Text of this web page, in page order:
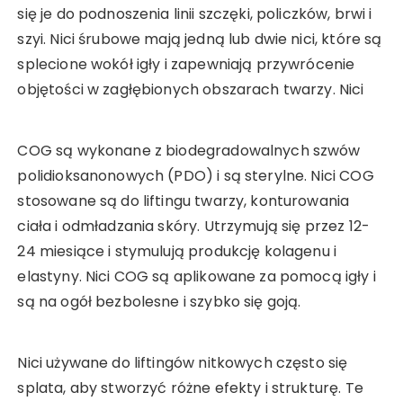
się je do podnoszenia linii szczęki, policzków, brwi i
szyi. Nici śrubowe mają jedną lub dwie nici, które są
splecione wokół igły i zapewniają przywrócenie
objętości w zagłębionych obszarach twarzy. Nici
COG są wykonane z biodegradowalnych szwów
polidioksanonowych (PDO) i są sterylne. Nici COG
stosowane są do liftingu twarzy, konturowania
ciała i odmładzania skóry. Utrzymują się przez 12-
24 miesiące i stymulują produkcję kolagenu i
elastyny. Nici COG są aplikowane za pomocą igły i
są na ogół bezbolesne i szybko się goją.
Nici używane do liftingów nitkowych często się
splata, aby stworzyć różne efekty i strukturę. Te